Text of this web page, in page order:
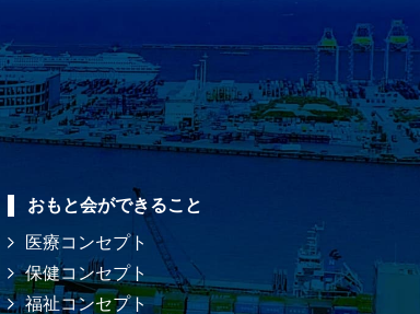
おもと会ができること
医療コンセプト
保健コンセプト
福祉コンセプト